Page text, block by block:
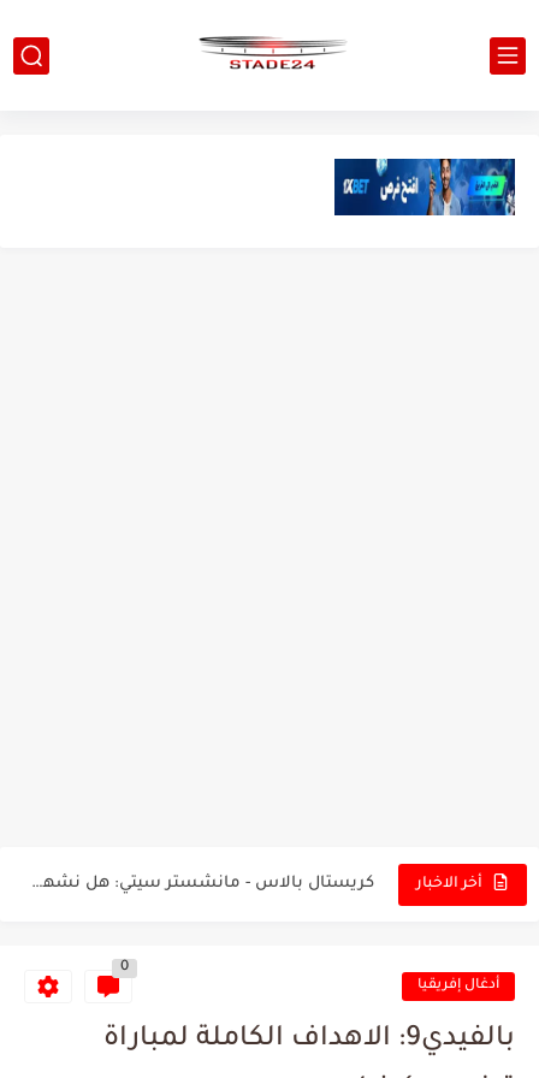
أخر الاخبار كريستال بالاس - مانشستر سيتي: هل نشهد المفاجأة في كأس...
عرض قطري يُغري ادارة النادي الإفريقي للتخلي عن موهبتها أدغال إفريقيا
0
بالفيدي9: الاهداف الكاملة لمباراة